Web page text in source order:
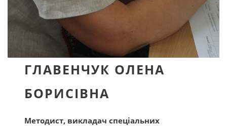
ГЛАВЕНЧУК ОЛЕНА
БОРИСІВНА
Методист, викладач спеціальних